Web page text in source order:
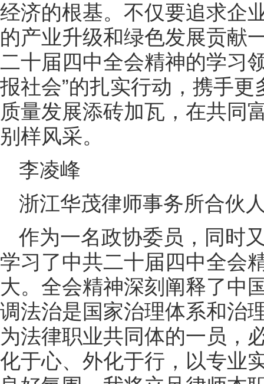
经济的根基。不仅要追求企
的产业升级和绿色发展贡献
二十届四中全会精神的学习
报社会”的扎实行动，携手
质量发展添砖加瓦，在共同
别样风采。
李凌峰
浙江华茂律师事务所合伙
作为一名政协委员，同时
学习了中共二十届四中全会
大。全会精神深刻阐释了中
调法治是国家治理体系和治
为法律职业共同体的一员，
化于心、外化于行，以专业